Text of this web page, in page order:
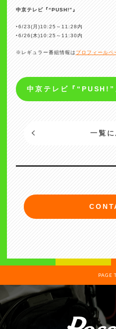
中京テレビ『“PUSH!”』
‣6/23(月)10:25～11:28内
‣6/26(木)10:25～11:30内
※レギュラー番組情報はプロフィールペ
中京テレビ『“PUSH!”
一覧に
PAGE